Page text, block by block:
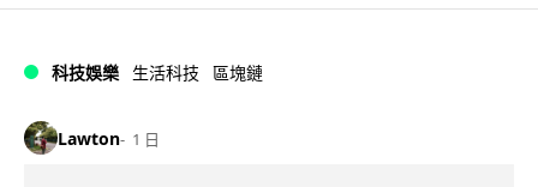
科技娛樂 生活科技 區塊鏈
Lawton 1 日